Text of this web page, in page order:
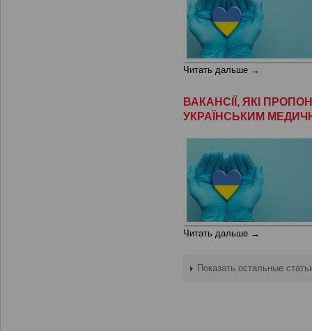
Читать дальше →
ВАКАНСІЇ, ЯКІ
УКРАЇНСЬКИМ
Читать дальше →
Показать остальные